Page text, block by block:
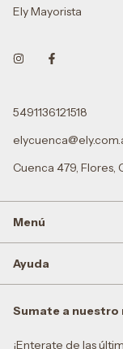
Ely Mayorista
5491136121518
Cuenca 479,
Menú
Ayuda
Sumate a
¡Enterate de las